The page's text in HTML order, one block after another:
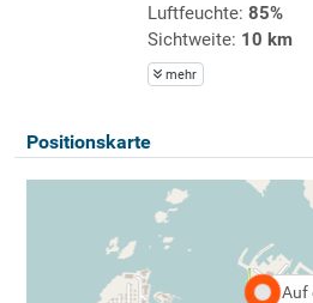
Luftfeuchte: 85%
Sichtweite: 10 km
mehr
Positionskarte
Auf